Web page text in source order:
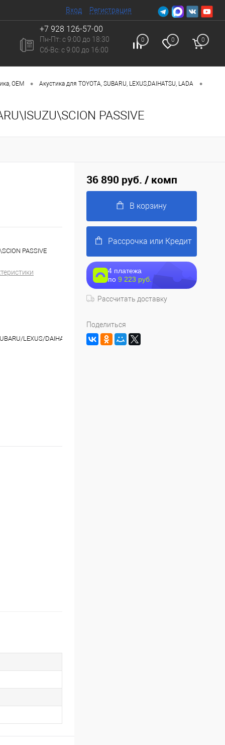
Вход Регистрация
+7 928 126-57-00
Пн-Пт: с 9:00 до 18:30
Сб-Вc: с 9:00 до 16:00
0 0 0
ОЕМ • Акустика для TOYOTA, SUBARU, LEXUS,DAIHATSU, LADA •
PASSIVE
PASSIVE
LEXUS/DAIHATSU/LADA
36 890 руб. / комп
В корзину
Рассрочка или Кредит
4 платежа
по 9 223 руб.
Рассчитать доставку
Поделиться